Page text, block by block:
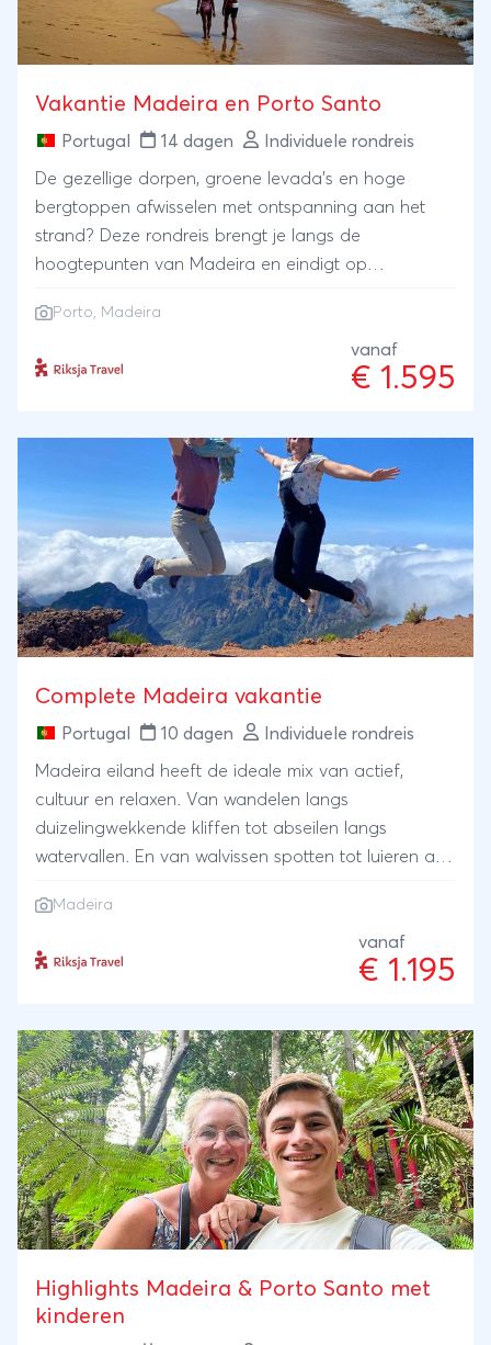
Vakantie Madeira en Porto Santo
Portugal 14 dagen Individuele rondreis
De gezellige dorpen, groene levada’s en hoge
bergtoppen afwisselen met ontspanning aan het
strand? Deze rondreis brengt je langs de
hoogtepunten van Madeira en eindigt op
Terrasjes pakken, wandelingen en het spotten van
walvissen en dolfijnen tijdens een boottocht.
Porto, Madeira
vanaf
€ 1.595
Complete Madeira vakantie
Portugal 10 dagen Individuele rondreis
Madeira eiland heeft de ideale mix van actief,
cultuur en relaxen. Van wandelen langs
duizelingwekkende kliffen tot abseilen langs
watervallen. En van walvissen spotten tot luieren aan
fruitbomen en dat vind je terug in de lokale cuisine:
van vis met banaan tot cocktails met passievrucht.
Madeira
vanaf
€ 1.195
Highlights Madeira & Porto Santo met
kinderen